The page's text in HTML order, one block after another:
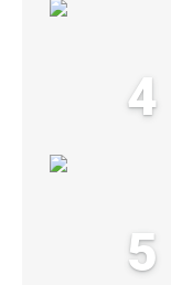
4
5